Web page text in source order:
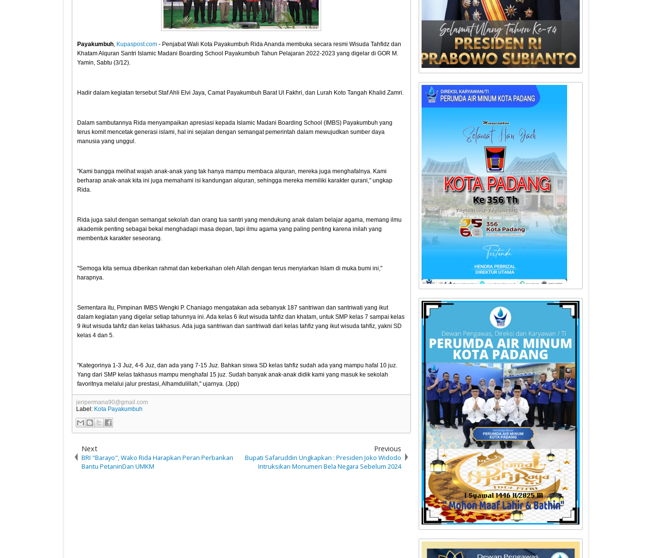
Payakumbuh, Kupaspost.com - Penjabat Wali Kota Payakumbuh Rida Ananda membuka secara resmi Wisuda Tahfidz dan
Khatam Alquran Santri Islamic Madani Boarding School Payakumbuh Tahun Pelajaran 2022-2023 yang digelar di GOR M.
Yamin, Sabtu (3/12).
Hadir dalam kegiatan tersebut Staf Ahli Elvi Jaya, Camat Payakumbuh Barat Ul Fakhri, dan Lurah Koto Tangah Khalid Zamri.
Dalam sambutannya Rida menyampaikan apresiasi kepada Islamic Madani Boarding School (IMBS) Payakumbuh yang
terus komit mencetak generasi islami, hal ini sejalan dengan semangat pemerintah dalam mewujudkan sumber daya
manusia yang unggul.
"Kami bangga melihat wajah anak-anak yang tak hanya mampu membaca alquran, mereka juga menghafalnya. Kami
berharap anak-anak kita ini juga memahami isi kandungan alquran, sehingga mereka memiliki karakter qurani," ungkap
Rida.
Rida juga salut dengan semangat sekolah dan orang tua santri yang mendukung anak dalam belajar agama, memang ilmu
akademik penting sebagai bekal menghadapi masa depan, tapi ilmu agama yang paling penting karena inilah yang
membentuk karakter seseorang.
"Semoga kita semua diberikan rahmat dan keberkahan oleh Allah dengan terus menyiarkan Islam di muka bumi ini,"
harapnya.
Sementara itu, Pimpinan IMBS Wengki P. Chaniago mengatakan ada sebanyak 187 santriwan dan santriwati yang ikut
dalam kegiatan yang digelar setiap tahunnya ini. Ada kelas 6 ikut wisuda tahfiz dan khatam, untuk SMP kelas 7 sampai kelas
9 ikut wisuda tahfiz dan kelas takhasus. Ada juga santriwan dan santriwati dari kelas tahfiz yang ikut wisuda tahfiz, yakni SD
kelas 4 dan 5.
"Kategorinya 1-3 Juz, 4-6 Juz, dan ada yang 7-15 Juz. Bahkan siswa SD kelas tahfiz sudah ada yang mampu hafal 10 juz.
Yang dari SMP kelas takhasus mampu menghafal 15 juz. Sudah banyak anak-anak didik kami yang masuk ke sekolah
favoritnya melalui jalur prestasi, Alhamdulillah," ujarnya. (Jpp)
jeripermana90@gmail.com
Label: Kota Payakumbuh
Next
BRI "Barayo", Wako Rida Harapkan Peran Perbankan
Bantu PetaninDan UMKM
Previous
Bupati Safaruddin Ungkapkan : Presiden Joko Widodo
Intruksikan Monumen Bela Negara Sebelum 2024